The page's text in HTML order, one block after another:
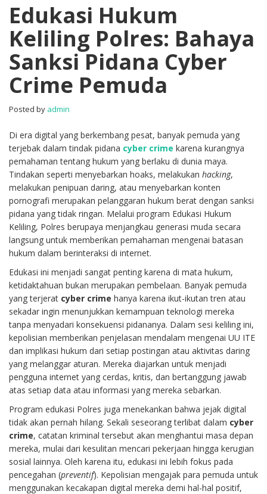
Edukasi Hukum
Keliling Polres: Bahaya
Sanksi Pidana Cyber
Crime Pemuda
Posted by admin
Di era digital yang berkembang pesat, banyak pemuda yang
terjebak dalam tindak pidana cyber crime karena kurangnya
pemahaman tentang hukum yang berlaku di dunia maya.
Tindakan seperti menyebarkan hoaks, melakukan hacking,
melakukan penipuan daring, atau menyebarkan konten
pornografi merupakan pelanggaran hukum berat dengan sanksi
pidana yang tidak ringan. Melalui program Edukasi Hukum
Keliling, Polres berupaya menjangkau generasi muda secara
langsung untuk memberikan pemahaman mengenai batasan
hukum dalam berinteraksi di internet.
Edukasi ini menjadi sangat penting karena di mata hukum,
ketidaktahuan bukan merupakan pembelaan. Banyak pemuda
yang terjerat cyber crime hanya karena ikut-ikutan tren atau
sekadar ingin menunjukkan kemampuan teknologi mereka
tanpa menyadari konsekuensi pidananya. Dalam sesi keliling ini,
kepolisian memberikan penjelasan mendalam mengenai UU ITE
dan implikasi hukum dari setiap postingan atau aktivitas daring
yang melanggar aturan. Mereka diajarkan untuk menjadi
pengguna internet yang cerdas, kritis, dan bertanggung jawab
atas setiap data atau informasi yang mereka sebarkan.
Program edukasi Polres juga menekankan bahwa jejak digital
tidak akan pernah hilang. Sekali seseorang terlibat dalam cyber
crime, catatan kriminal tersebut akan menghantui masa depan
mereka, mulai dari kesulitan mencari pekerjaan hingga kerugian
sosial lainnya. Oleh karena itu, edukasi ini lebih fokus pada
pencegahan (preventif). Kepolisian mengajak para pemuda untuk
menggunakan kecakapan digital mereka demi hal-hal positif,